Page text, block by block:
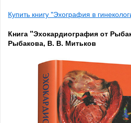
Купить книгу "Эхография в
Книга "Эхокардиография от
Рыбакова, В. В. Митьков